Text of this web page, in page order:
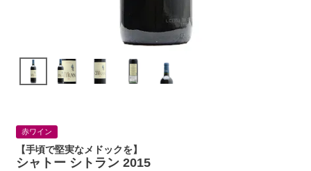
赤ワイン
【手頃で堅実なメドックを】
シャトー シトラン 2015